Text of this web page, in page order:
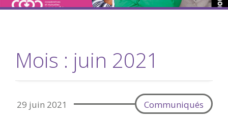
Mois : juin 2021
Communiqués
29 juin 2021